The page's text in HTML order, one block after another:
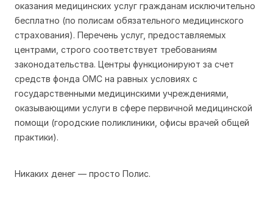
оказания медицинских услуг гражданам исключительно
бесплатно (по полисам обязательного медицинского
страхования). Перечень услуг, предоставляемых
центрами, строго соответствует требованиям
законодательства. Центры функционируют за счет
средств фонда ОМС на равных условиях с
государственными медицинcкими учреждениями,
оказывающими услуги в сфере первичной медицинской
помощи (городские поликлиники, офисы врачей общей
практики).
Никаких денег — просто Полис.